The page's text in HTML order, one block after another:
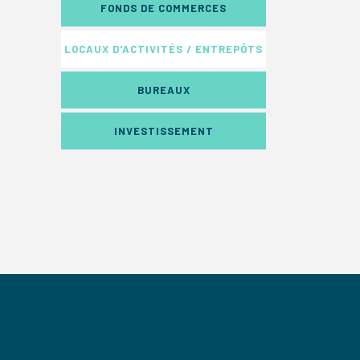
FONDS DE COMMERCES
LOCAUX D'ACTIVITÉS / ENTREPÔTS
BUREAUX
INVESTISSEMENT